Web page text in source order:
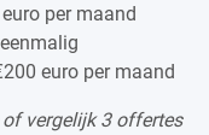
per maand
euro per maand
vergelijk 3 offertes